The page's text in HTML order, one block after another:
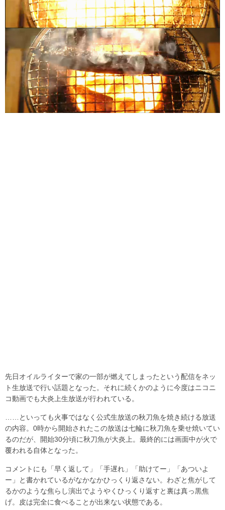
先日オイルライターで家の一部が燃えてしまったという配信をネッ
ト生放送で行い話題となった。それに続くかのように今度はニコニ
コ動画でも大炎上生放送が行われている。
……といっても火事ではなく公式生放送の秋刀魚を焼き続ける放送
の内容。0時から開始されたこの放送は七輪に秋刀魚を乗せ焼いてい
るのだが、開始30分頃に秋刀魚が大炎上。最終的には画面中が火で
覆われる自体となった。
コメントにも「早く返して」「手遅れ」「助けてー」「あついよ
ー」と書かれているがなかなかひっくり返さない。わざと焦がして
るかのような焦らし演出でようやくひっくり返すと裏は真っ黒焦
げ。皮は完全に食べることが出来ない状態である。